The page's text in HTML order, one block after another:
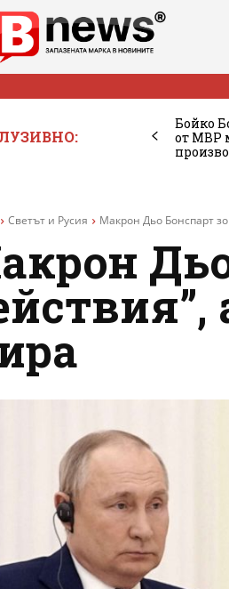
Бойко
от МВР
Светът и Русия Макрон Дьо Бонспарт